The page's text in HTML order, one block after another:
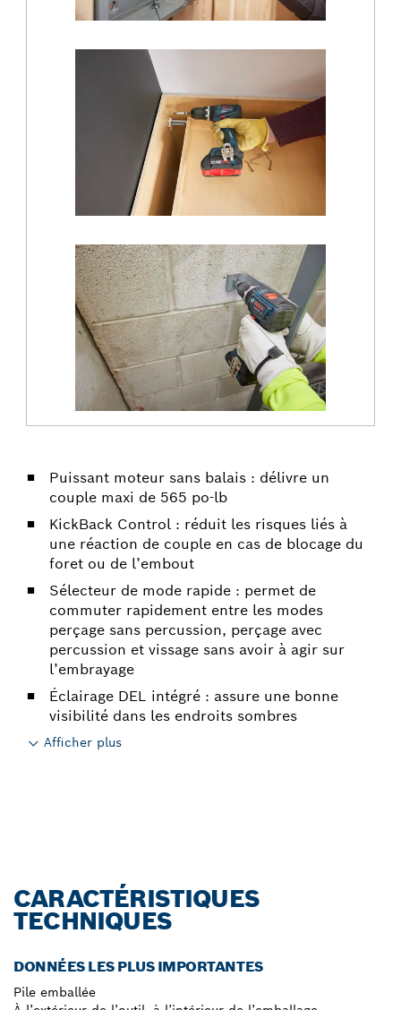
Puissant moteur sans balais : délivre un
couple maxi de 565 po-lb
KickBack Control : réduit les risques liés à
une réaction de couple en cas de blocage du
foret ou de l’embout
Sélecteur de mode rapide : permet de
commuter rapidement entre les modes
perçage sans percussion, perçage avec
percussion et vissage sans avoir à agir sur
l’embrayage
Éclairage DEL intégré : assure une bonne
visibilité dans les endroits sombres
Afficher plus
CARACTÉRISTIQUES
TECHNIQUES
DONNÉES LES PLUS IMPORTANTES
Pile emballée